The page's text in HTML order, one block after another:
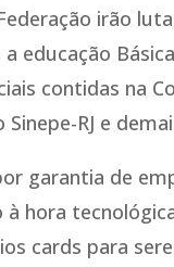
irão
educação Básica
contidas na
RJ e
garantia de
hora
cards para